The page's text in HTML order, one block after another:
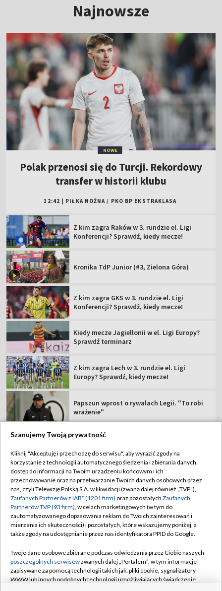
Najnowsze
NOWE
Polak przenosi się do Turcji. Rekordowy
transfer w historii klubu
12:42 PIŁKA NOŻNA / PKO BP EKSTRAKLASA
Z kim zagra Raków w 3. rundzie el. Ligi
Konferencji? Sprawdź, kiedy mecze!
Kronika TdP Junior (#3, Zielona Góra)
Z kim zagra GKS w 3. rundzie el. Ligi
Konferencji? Sprawdź, kiedy mecze!
Kiedy mecze Jagiellonii w el. Ligi Europy?
Sprawdź terminarz
Z kim zagra Lech w 3. rundzie el. Ligi
Europy? Sprawdź, kiedy mecze!
Papszun wprost o rywalach Legii. "To robi
wrażenie"
TVP
Abonament TVP
Sklep TVP
Biuro Reklamy
Oferta Handlowa
Emisja w TVP
Rada Programowa
Regulamin TVP
Polityka prywatności
Moje zgody
Biuro reklamy
Kanały
Szanujemy Twoją prywatność
Kliknij "Akceptuję i przechodzę do serwisu", aby wyrazić zgody na
korzystanie z technologii automatycznego śledzenia i zbierania danych,
dostęp do informacji na Twoim urządzeniu końcowym i ich
przechowywanie oraz na przetwarzanie Twoich danych osobowych przez
nas, czyli Telewizję Polską S.A. w likwidacji (zwaną dalej również „TVP”),
Zaufanych Partnerów z IAB* (1201 firm) oraz pozostałych Zaufanych
Partnerów TVP (93 firm), w celach marketingowych (w tym do
zautomatyzowanego dopasowania reklam do Twoich zainteresowań i
mierzenia ich skuteczności) i pozostałych, które wskazujemy poniżej, a
także zgody na udostępnianie przez nas identyfikatora PPID do Google.
Twoje dane osobowe zbierane podczas odwiedzania przez Ciebie naszych
poszczególnych serwisówzwanych dalej „Portalem”, w tym informacje
zapisywane za pomocą technologii takich jak: pliki cookie, sygnalizatory
WWW lub innych podobnych technologii umożliwiających świadczenie